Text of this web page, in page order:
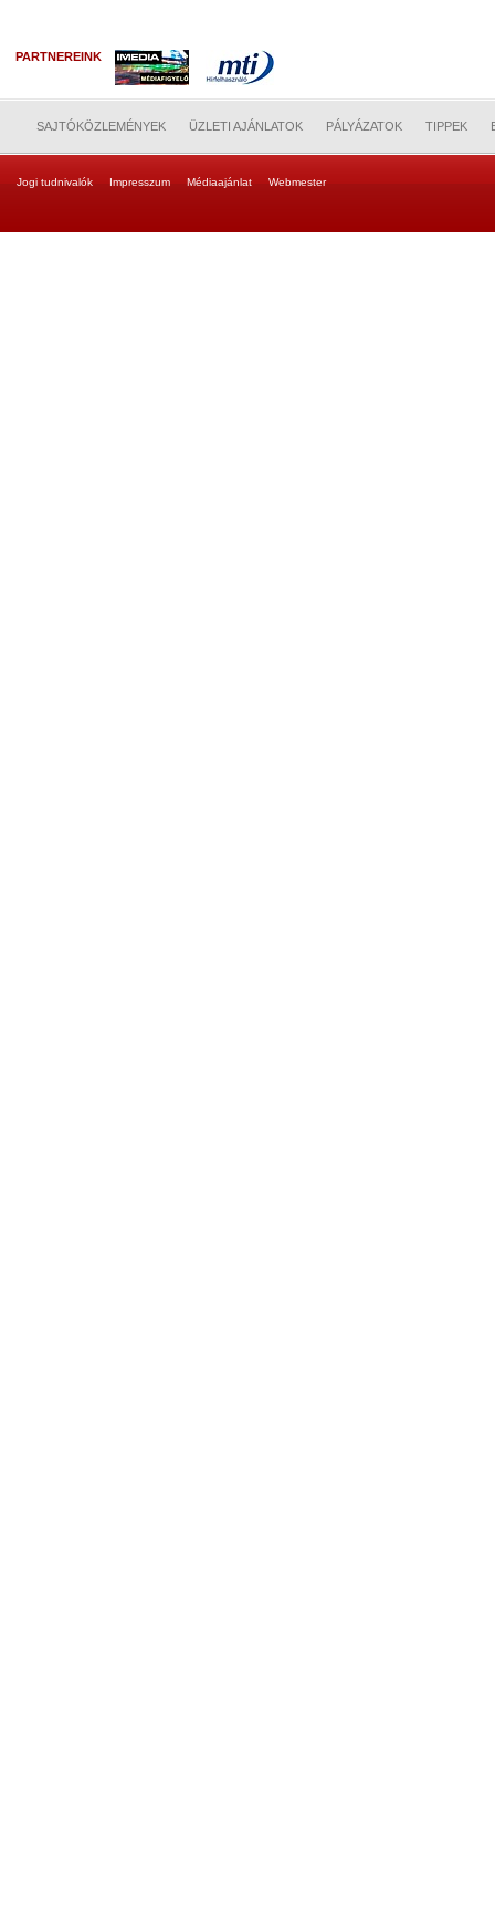
PARTNEREINK
SAJTÓKÖZLEMÉNYEK ÜZLETI AJÁNLATOK PÁLYÁZATOK TIPPEK
Jogi tudnivalók Impresszum Médiaajánlat Webmester